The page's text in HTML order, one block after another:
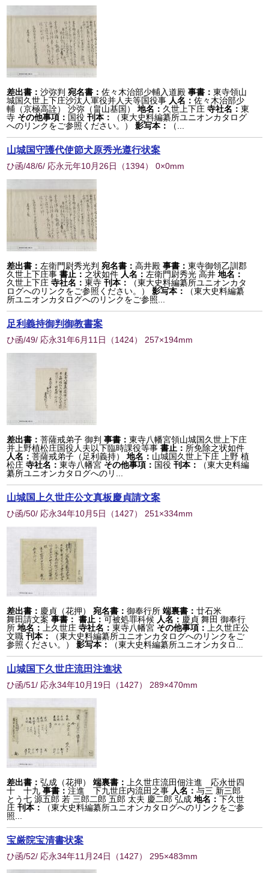
差出書：沙弥判 宛名書：佐々木治部少輔入道殿 事書：東寺領山
城国久世上下庄沙汰人軍役并人夫等国役事 人名：佐々木治部少
輔（京極高詮） 沙弥（畠山基国）
地名： 久世上下庄 寺社名：東
寺 その他事項： 国役 刊本：
（東大史料編纂所ユニオンカタログ
へのリンクをご参照ください。）
影写本： （...
山城国守護代使節犬原秀光遵行状案
ひ函/48/6/ 応永元年10月26日 （1394） 0×0mm
差出書： 左衛門尉秀光判 宛名書：高井殿 事書：東寺御領乙訓郡
久世上下庄事書止： 之状如件 人名： 左衛門尉秀光 高井 地名：
久世上下庄 寺社名：東寺 刊本：
（東大史料編纂所ユニオンカタ
ログへのリンクをご参照ください。）
影写本：
（東大史料編纂
所ユニオンカタログへのリンクをご参照...
足利義持御判御教書案
ひ函/49/ 応永31年6月11日 （1424） 257×194mm
差出書：菩薩戒弟子 御判 事書：東寺八幡宮領山城国久世上下庄
并上野植松庄国役人夫以下臨時課役等事書止： 所免除之状如件
人名：菩薩戒弟子（足利義持） 地名： 山城国久世上下庄 上野 植
松庄 寺社名：東寺八幡宮 その他事項： 国役 刊本：
（東大史料編
纂所ユニオンカタログへのリ...
山城国上久世庄公文真板慶貞請文案
ひ函/50/ 応永34年10月5日 （1427） 251×334mm
差出書： 慶貞（花押） 宛名書：御奉行所 端裏書：廿石米
舞田請文案 事書： 書止：可被処罪科候 人名： 慶貞 舞田 御奉行
所 地名： 上久世庄 寺社名：東寺八幡宮 その他事項：
上久世庄公
文職 刊本：
（東大史料編纂所ユニオンカタログへのリンクをご
参照ください。）
影写本： （東大史料編纂所ユニオンカタロ...
山城国下久世庄流田注進状
ひ函/51/ 応永34年10月19日 （1427） 289×470mm
差出書：弘成（花押） 端裏書：
上久世庄流田佃注進 応永丗四
十 十九 事書：注進 下九世庄内流田之事 人名：与三 新三郎
とう七 源五郎 若 三郎二郎 五郎 太夫 慶二郎 弘成 地名：下久世
庄 刊本：
（東大史料編纂所ユニオンカタログへのリンクをご参
照...
宝厳院宝清書状案
ひ函/52/ 応永34年11月24日 （1427） 295×483mm